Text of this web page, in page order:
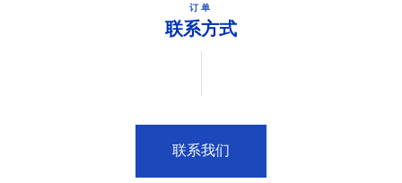
订单
联系方式
联系我们